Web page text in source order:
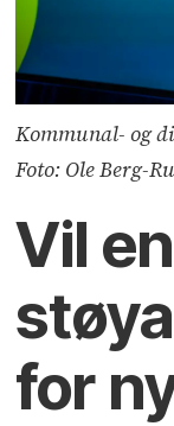
Kommunal- og
Foto: Ole Berg-
Vil
for